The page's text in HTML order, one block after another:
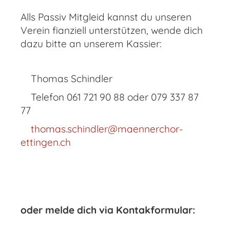
Alls Passiv Mitgleid kannst du unseren
Verein fianziell unterstützen, wende dich
dazu bitte an unserem Kassier:
Thomas Schindler
Telefon 061 721 90 88 oder 079 337 87
77
thomas.schindler@maennerchor-
ettingen.ch
oder melde dich via Kontakformular: